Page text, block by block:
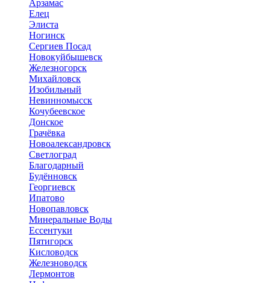
Арзамас
Елец
Элиста
Ногинск
Сергиев Посад
Новокуйбышевск
Железногорск
Михайловск
Изобильный
Невинномысск
Кочубеевское
Донское
Грачёвка
Новоалександровск
Светлоград
Благодарный
Будённовск
Георгиевск
Ипатово
Новопавловск
Минеральные Воды
Ессентуки
Пятигорск
Кисловодск
Железноводск
Лермонтов